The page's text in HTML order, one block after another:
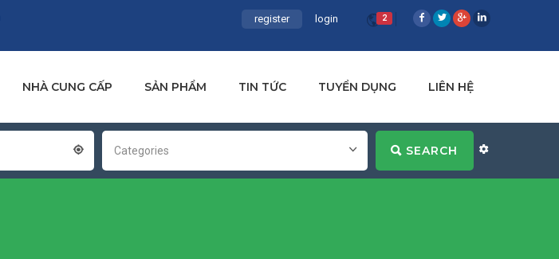
2
register login
NHÀ CUNG CẤP SẢN PHẨM TIN TỨC TUYỂN DỤNG LIÊN HỆ
Categories SEARCH